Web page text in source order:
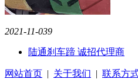
2021-11-039
陆通刹车蹄 诚招代理商
网站首页 | 关于我们 | 联系方